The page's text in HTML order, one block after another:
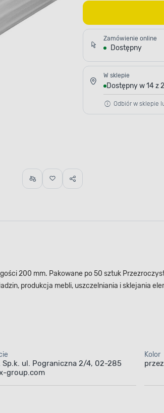
Zamówienie online
Dostępny
W sklepie
Dostępny w 14 z
Odbiór w sklepie
200 mm. Pakowane po 50 sztuk
produkcja mebli, uszczelniania i sklejania
Sp.k. ul. Pograniczna 2/4, 02-285
group.com
Kolor